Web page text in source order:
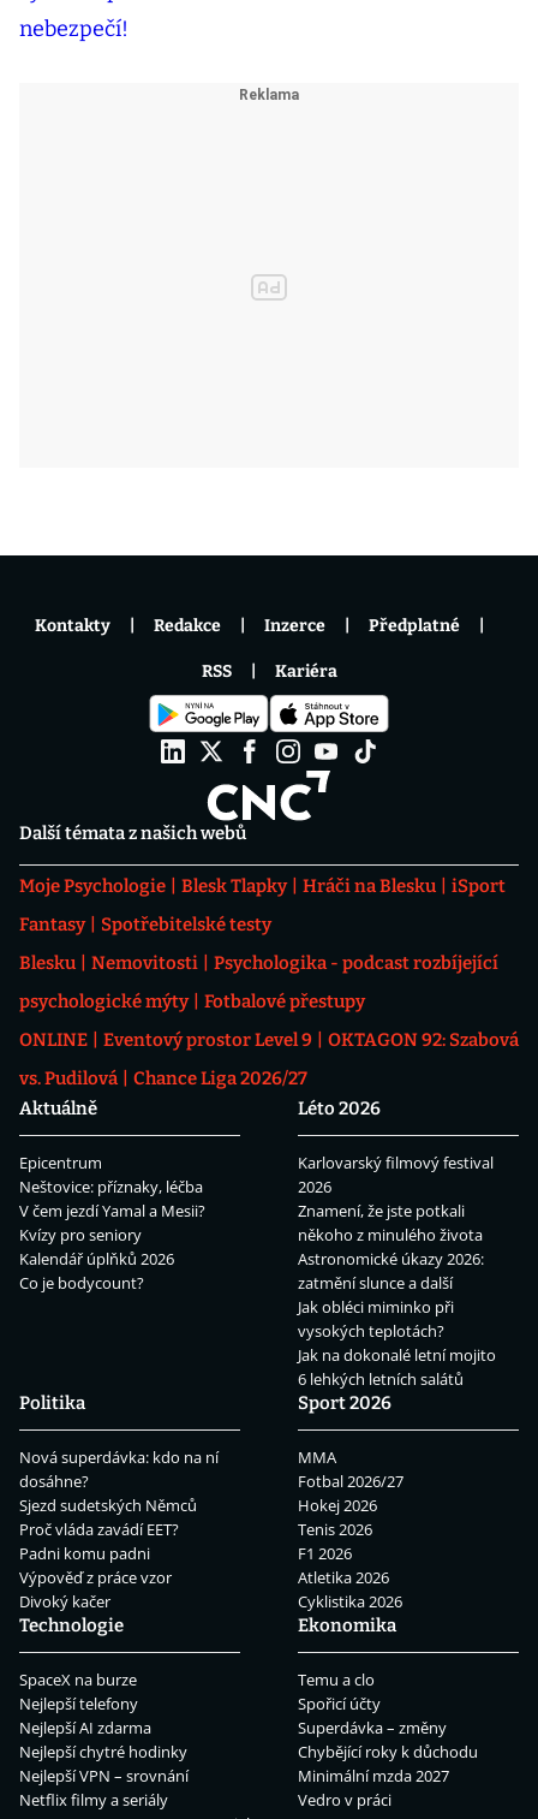
Další témata z našich webů
Moje Psychologie Blesk Tlapky Hráči na Blesku
iSport
Fantasy
Spotřebitelské testy
Blesku
Nemovitosti
Psychologika - podcast rozbíjející
psychologické mýty
Fotbalové přestupy
ONLINE
Eventový prostor Level 9
OKTAGON 92: Szabová
vs. Pudilová
Chance Liga 2026/27
Aktuálně
Epicentrum
Neštovice: příznaky, léčba
V čem jezdí Yamal a Mesii?
Kvízy pro seniory
Kalendář úplňků 2026
Co je bodycount?
Léto 2026
Karlovarský filmový festival
2026
Znamení, že jste potkali
někoho z minulého života
Astronomické úkazy 2026:
zatmění slunce a další
Jak obléci miminko při
vysokých teplotách?
Jak na dokonalé letní mojito
6 lehkých letních salátů
Politika
Nová superdávka: kdo na ní
dosáhne?
Sjezd sudetských Němců
Proč vláda zavádí EET?
Padni komu padni
Výpověď z práce vzor
Divoký kačer
Sport 2026
MMA
Fotbal 2026/27
Hokej 2026
Tenis 2026
F1 2026
Atletika 2026
Cyklistika 2026
Technologie
SpaceX na burze
Nejlepší telefony
Nejlepší AI zdarma
Nejlepší chytré hodinky
Nejlepší VPN – srovnání
Netflix filmy a seriály
Ekonomika
Temu a clo
Spořicí účty
Superdávka – změny
Chybějící roky k důchodu
Minimální mzda 2027
Vedro v práci
Kontakty Redakce Inzerce Předplatné
RSS Kariéra